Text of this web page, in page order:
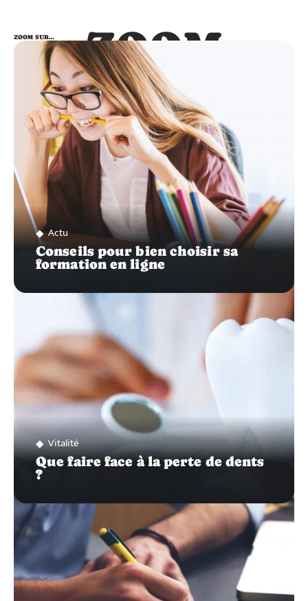
ZOOM
SUR…
ZOOM SUR…
Actu
Conseils pour bien choisir sa
formation en ligne
Vitalité
Que faire face à la perte de dents
?